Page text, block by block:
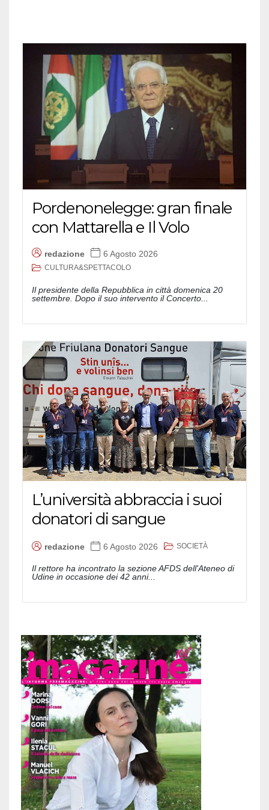
Pordenonelegge: gran finale
con Mattarella e Il Volo
redazione 6 Agosto 2026
CULTURA&SPETTACOLO
Il presidente della Repubblica in città domenica 20
settembre. Dopo il suo intervento il Concerto...
L’università abbraccia i suoi
donatori di sangue
redazione 6 Agosto 2026 SOCIETÀ
Il rettore ha incontrato la sezione AFDS dell'Ateneo di
Udine in occasione dei 42 anni...